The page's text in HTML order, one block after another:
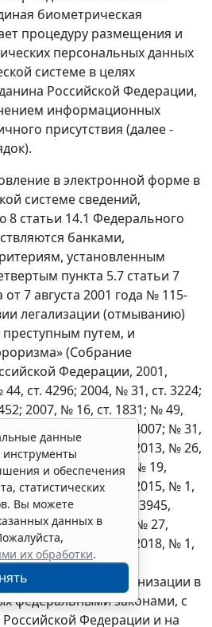
биометрическая
процедуру размещения и
персональных данных
системе в целях
Российской Федерации,
информационных
присутствия (далее -
в электронной форме в
системе сведений,
8 статьи 14.1 Федерального
банками,
установленным
пункта 5.7 статьи 7
7 августа 2001 года № 115-
легализации (отмыванию)
путем, и
(Собрание
Федерации, 2001,
ст. 4296; 2004, № 31, ст. 3224;
2007, № 16, ст. 1831; № 49,
2776; 2010, № 30, ст. 4007; № 31,
3873; № 46, ст. 6406; 2013, № 26,
№ 52, ст. 6968; 2014, № 19,
2934; № 30, ст. 4219; 2015, № 1,
24, ст. 3367; № 27, ст. 3945,
43, 44; № 26, ст. 3860; № 27,
2017, № 31, ст. 4830, 2018, № 1,
18, ст. 2582),
и иными организации в
федеральными законами, с
Федерации и на
данные
инструменты
и обеспечения
статистических
Вы можете
данных в
их обработки.